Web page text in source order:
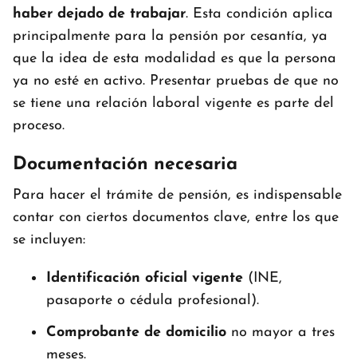
haber dejado de trabajar. Esta condición aplica
principalmente para la pensión por cesantía, ya
que la idea de esta modalidad es que la persona
ya no esté en activo. Presentar pruebas de que no
se tiene una relación laboral vigente es parte del
proceso.
Documentación necesaria
Para hacer el trámite de pensión, es indispensable
contar con ciertos documentos clave, entre los que
se incluyen:
Identificación oficial vigente (INE,
pasaporte o cédula profesional).
Comprobante de domicilio no mayor a tres
meses.